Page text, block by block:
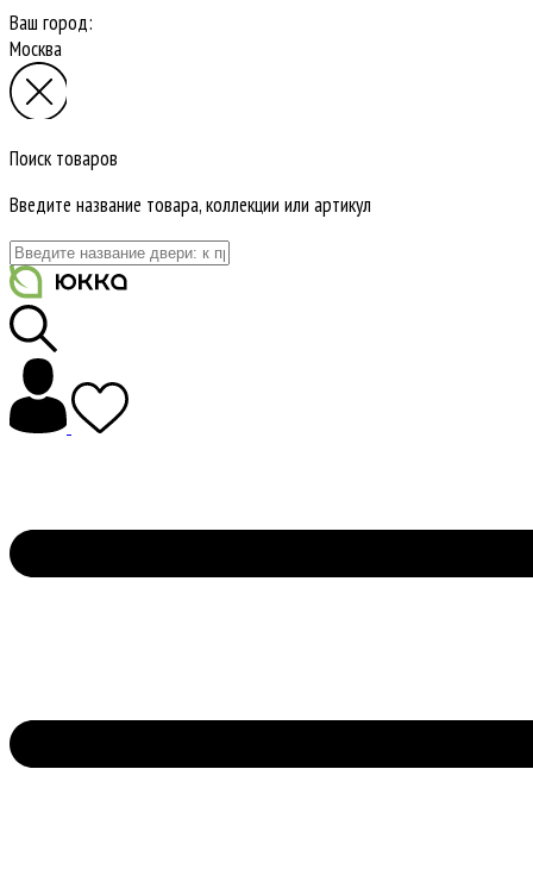
Ваш город:
Москва
Поиск товаров
Введите название товара, коллекции или артикул